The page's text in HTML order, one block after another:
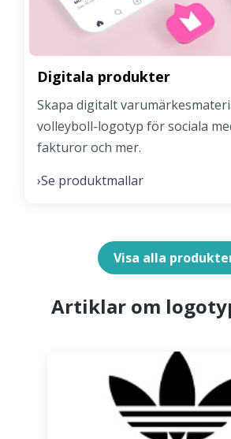
Digitala produkter
Skapa digitalt
volleyboll-logotyp för sociala
fakturor och mer.
›Se produktmallar
Visa alla
Artiklar om